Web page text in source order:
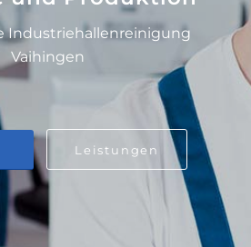
Industriehallenreinigung
Vaihingen
Leistungen